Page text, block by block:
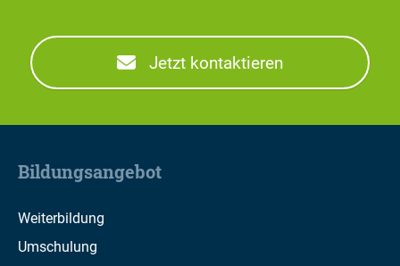
Jetzt kontaktieren
Bildungsangebot
Weiterbildung
Umschulung